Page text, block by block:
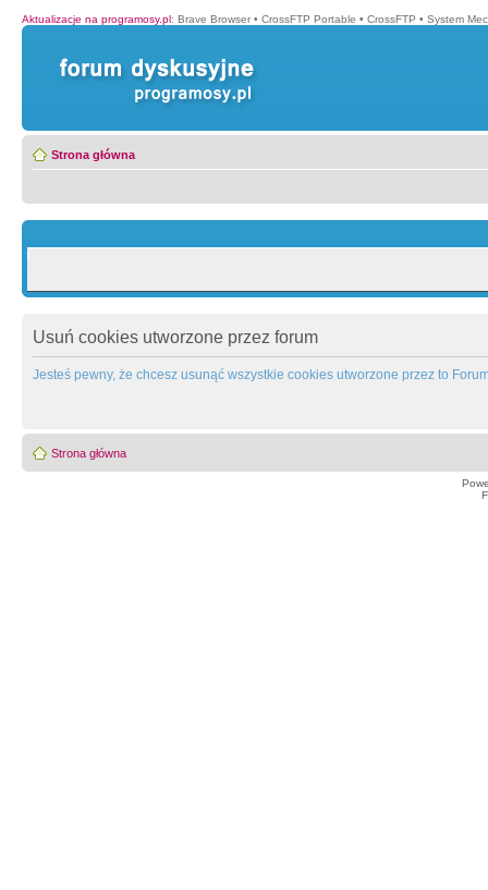
Aktualizacje na programosy.pl: Brave Browser • CrossFTP Portable • CrossFTP • System
Strona główna
Usuń cookies utworzone przez forum
Jesteś pewny, że chcesz usunąć wszystkie cookies utworzone przez to
Strona główna